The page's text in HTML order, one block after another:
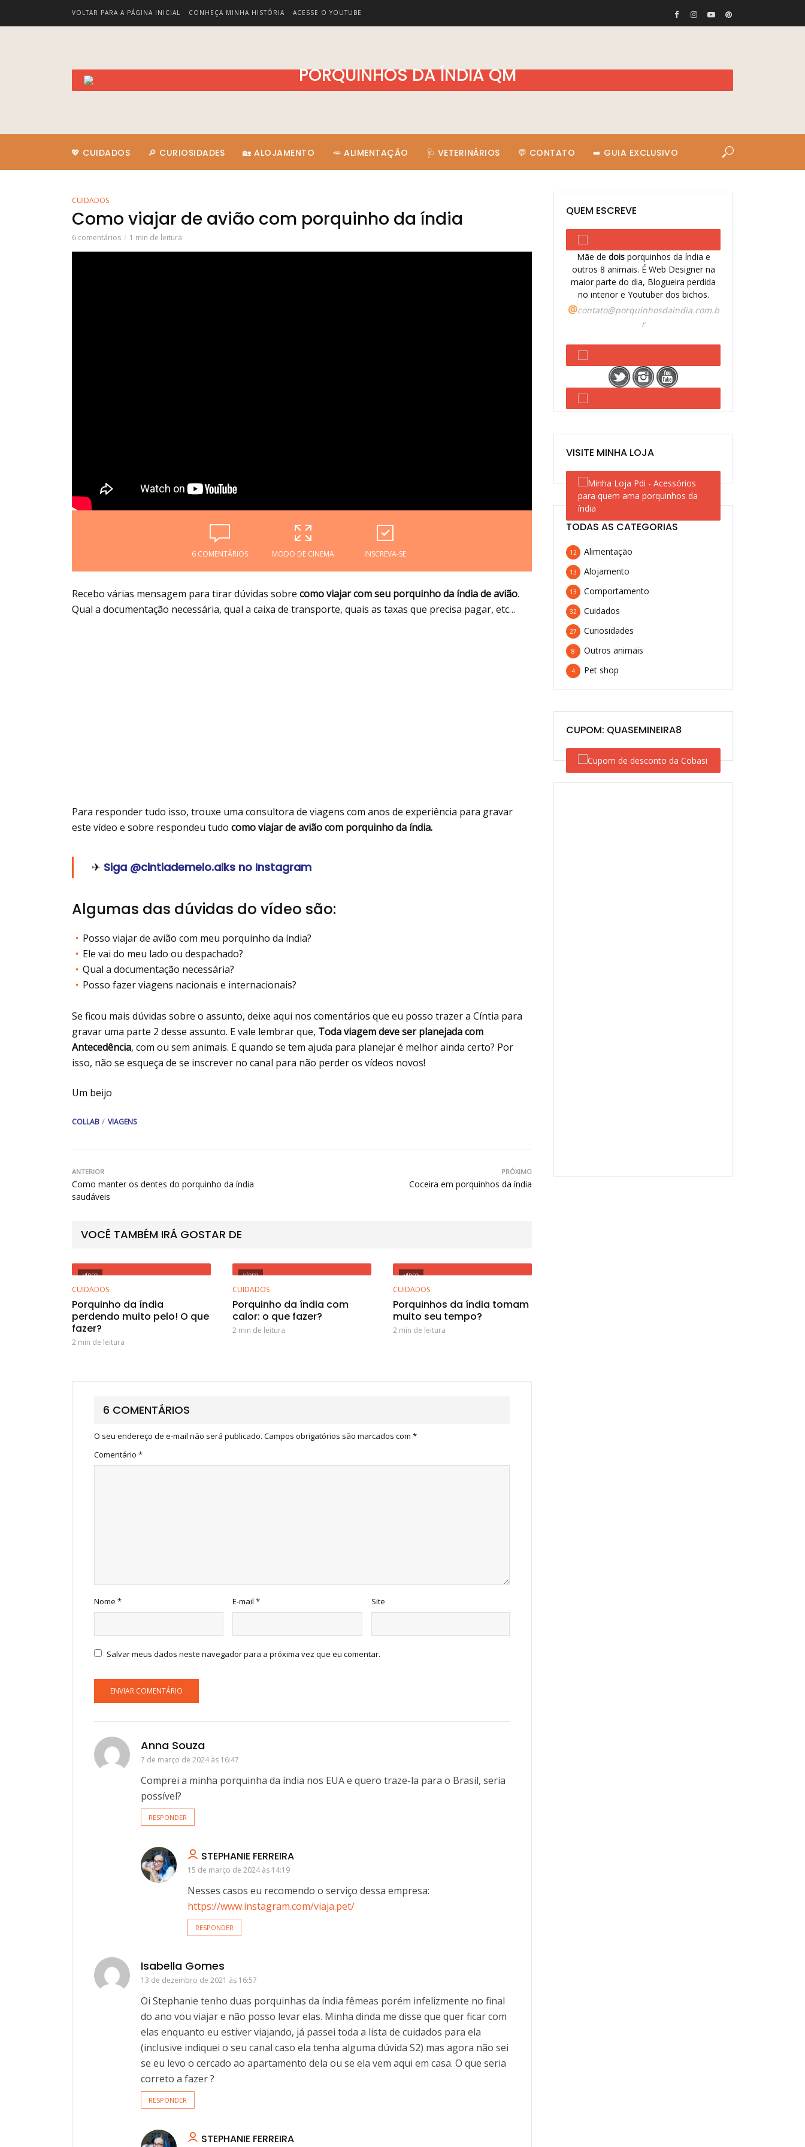
VOLTAR PARA A PÁGINA INICIAL CONHEÇA MINHA HISTÓRIA ACESSE O YOUTUBE
💖 CUIDADOS 🔎 CURIOSIDADES 🏡 ALOJAMENTO 🥕 ALIMENTAÇÃO 🩺 VETERINÁRIOS 💬 CONTATO ➡️ GUIA EXCLUSIVO
CUIDADOS
Como viajar de avião com porquinho da índia
6 comentários 1 min de leitura
6 COMENTÁRIOS MODO DE CINEMA INSCREVA-SE
Recebo várias mensagem para tirar dúvidas sobre como viajar com seu porquinho da índia de avião.
Qual a documentação necessária, qual a caixa de transporte, quais as taxas que precisa pagar, etc…
Para responder tudo isso, trouxe uma consultora de viagens com anos de experiência para gravar
este vídeo e sobre respondeu tudo como viajar de avião com porquinho da índia.
✈ Siga @cintiademelo.alks no Instagram
Algumas das dúvidas do vídeo são:
Posso viajar de avião com meu porquinho da índia?
Ele vai do meu lado ou despachado?
Qual a documentação necessária?
Posso fazer viagens nacionais e internacionais?
Se ficou mais dúvidas sobre o assunto, deixe aqui nos comentários que eu posso trazer a Cíntia para
gravar uma parte 2 desse assunto. E vale lembrar que, Toda viagem deve ser planejada com
Antecedência, com ou sem animais. E quando se tem ajuda para planejar é melhor ainda certo? Por
isso, não se esqueça de se inscrever no canal para não perder os vídeos novos!
Um beijo
COLLAB VIAGENS
ANTERIOR
Como manter os dentes do porquinho da índia
saudáveis
PRÓXIMO
Coceira em porquinhos da índia
VOCÊ TAMBÉM IRÁ GOSTAR DE
VÍDEO
CUIDADOS
Porquinho da índia
perdendo muito pelo! O que
fazer?
2 min de leitura
VÍDEO
CUIDADOS
Porquinho da índia com
calor: o que fazer?
2 min de leitura
VÍDEO
CUIDADOS
Porquinhos da índia tomam
muito seu tempo?
2 min de leitura
6 COMENTÁRIOS
O seu endereço de e-mail não será publicado. Campos obrigatórios são marcados com *
Comentário *
Nome * E-mail* Site
Salvar meus dados neste navegador para a próxima vez que eu comentar.
Anna Souza
7 de março de 2024 às 16:47
Comprei a minha porquinha da índia nos EUA e quero traze-la para o Brasil, seria
possível?
RESPONDER
STEPHANIE FERREIRA
15 de março de 2024 às 14:19
Nesses casos eu recomendo o serviço dessa empresa:
https://www.instagram.com/viaja.pet/
RESPONDER
Isabella Gomes
13 de dezembro de 2021 às 16:57
Oi Stephanie tenho duas porquinhas da índia fêmeas porém infelizmente no final
do ano vou viajar e não posso levar elas. Minha dinda me disse que quer ficar com
elas enquanto eu estiver viajando, já passei toda a lista de cuidados para ela
(inclusive indiquei o seu canal caso ela tenha alguma dúvida S2) mas agora não sei
se eu levo o cercado ao apartamento dela ou se ela vem aqui em casa. O que seria
correto a fazer ?
RESPONDER
STEPHANIE FERREIRA
QUEM ESCREVE
Mãe de doisporquinhos da índia e
outros 8 animais. É Web Designer na
maior parte do dia, Blogueira perdida
no interior e Youtuber dos bichos.
@contato@porquinhosdaindia.com.b
r
VISITE MINHA LOJA
TODAS AS CATEGORIAS
Alimentação
12
Alojamento
13
Comportamento
13
Cuidados
32
Curiosidades
27
Outros animais
8
Pet shop
4
CUPOM: QUASEMINEIRA8